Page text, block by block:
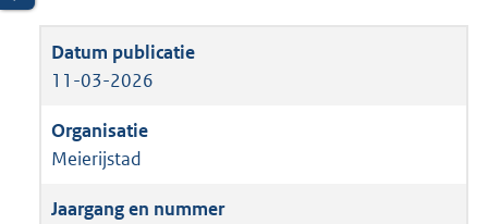
11-03-2026
Meierijstad